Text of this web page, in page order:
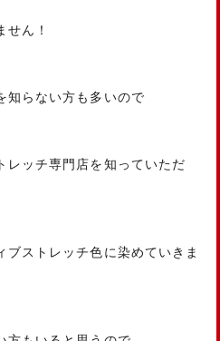
ん！
知らない方も多いので
レッチ専門店を知っていただ
ストレッチ色に染めていきま